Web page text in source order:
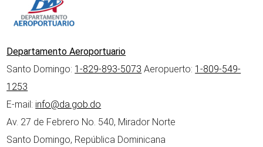
Departamento Aeroportuario
Santo Domingo: 1-829-893-5073 Aeropuerto: 1-809-549-
1253
E-mail: info@da.gob.do
Av. 27 de Febrero No. 540, Mirador Norte
Santo Domingo, República Dominicana